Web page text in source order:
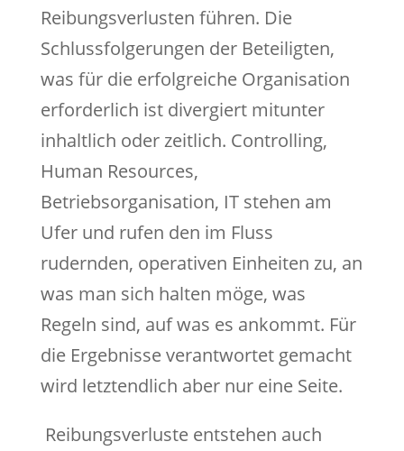
Reibungsverlusten führen. Die
Schlussfolgerungen der Beteiligten,
was für die erfolgreiche Organisation
erforderlich ist divergiert mitunter
inhaltlich oder zeitlich. Controlling,
Human Resources,
Betriebsorganisation, IT stehen am
Ufer und rufen den im Fluss
rudernden, operativen Einheiten zu, an
was man sich halten möge, was
Regeln sind, auf was es ankommt. Für
die Ergebnisse verantwortet gemacht
wird letztendlich aber nur eine Seite.
Reibungsverluste entstehen auch